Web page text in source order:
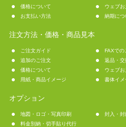
価格について
ウェブお
お支払い方法
納期につ
注文方法・価格・商品見本
ご注文ガイド
FAXでの
追加のご注文
返品・
価格について
ウェブお
用紙・商品イメージ
書体イメ
オプション
地図・ロゴ・写真印刷
封入・
料金別納・切手貼り代行